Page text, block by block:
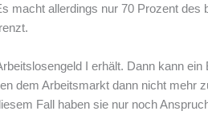
macht allerdings nur 70 Prozent des
I erhält. Dann kann
dem Arbeitsmarkt dann nicht mehr
Fall haben sie nur noch